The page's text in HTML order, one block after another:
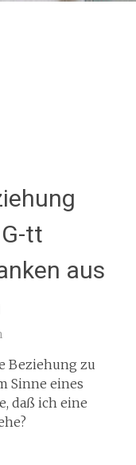
tt
aus
Beziehung zu
Sinne eines
daß ich eine